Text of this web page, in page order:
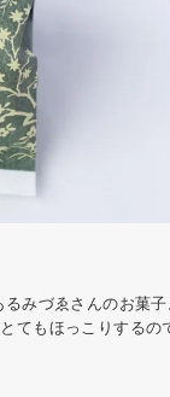
みづゑさんのお菓
てもほっこりするの